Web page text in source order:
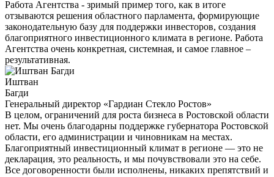
Работа Агентства - зримый пример того, как в итоге
отзываются решения областного парламента, формирующие
законодательную базу для поддержки инвесторов, создания
благоприятного инвестиционного климата в регионе. Работа
Агентства очень конкретная, системная, и самое главное –
результативная.
Иштван
Багди
Генеральный директор «Гардиан Стекло Ростов»
В целом, ограничений для роста бизнеса в Ростовской области
нет. Мы очень благодарны поддержке губернатора Ростовской
области, его администрации и чиновникам на местах.
Благоприятный инвестиционный климат в регионе — это не
декларация, это реальность, и мы почувствовали это на себе.
Все договоренности были исполнены, никаких препятствий и